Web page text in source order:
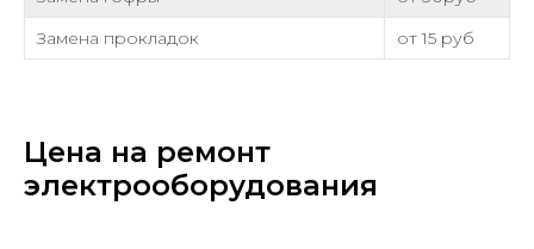
Замена прокладок
от 15 руб
Цена на ремонт
электрооборудования